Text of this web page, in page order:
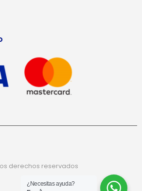
derechos reservados
¿Necesitas ayuda?